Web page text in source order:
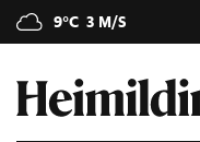
9°C 3 M/S